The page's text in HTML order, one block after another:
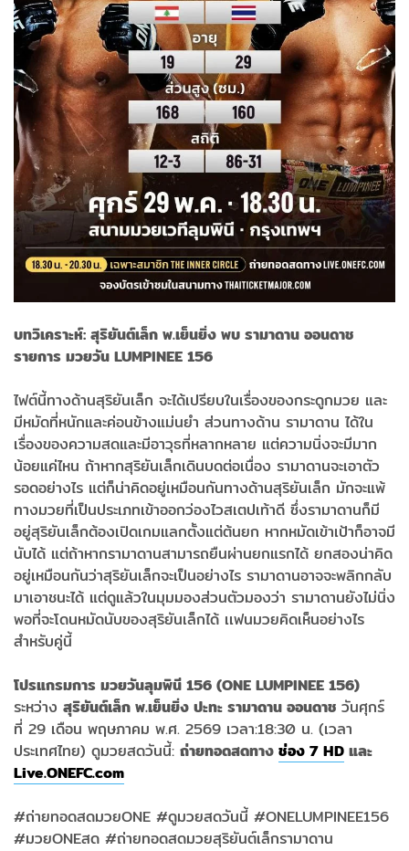
บทวิเคราะห์: สุริยันต์เล็ก พ.เย็นยิ่ง พบ รามาดาน ออนดาช
รายการ มวยวัน LUMPINEE 156
ไฟต์นี้ทางด้านสุริยันเล็ก จะได้เปรียบในเรื่องของกระดูกมวย และ
มีหมัดที่หนักและค่อนข้างแม่นยำ ส่วนทางด้าน รามาดาน ได้ใน
เรื่องของความสดและมีอาวุธที่หลากหลาย แต่ความนิ่งจะมีมาก
น้อยแค่ไหน ถ้าหากสุริยันเล็กเดินบดต่อเนื่อง รามาดานจะเอาตัว
รอดอย่างไร แต่ก็น่าคิดอยู่เหมือนกันทางด้านสุริยันเล็ก มักจะแพ้
ทางมวยที่เป็นประเภทเข้าออกว่องไวสเตปเท้าดี ซึ่งรามาดานก็มี
อยู่สุริยันเล็กต้องเปิดเกมแลกตั้งแต่ต้นยก หากหมัดเข้าเป้าก็อาจมี
นับได้ แต่ถ้าหากรามาดานสามารถยืนผ่านยกแรกได้ ยกสองน่าคิด
อยู่เหมือนกันว่าสุริยันเล็กจะเป็นอย่างไร รามาดานอาจจะพลิกกลับ
มาเอาชนะได้ แต่ดูแล้วในมุมมองส่วนตัวมองว่า รามาดานยังไม่นิ่ง
พอที่จะโดนหมัดนับของสุริยันเล็กได้ เเฟนมวยคิดเห็นอย่างไร
สำหรับคู่นี้
โปรแกรมการ มวยวันลุมพินี 156 (ONE LUMPINEE 156)
ระหว่าง สุริยันต์เล็ก พ.เย็นยิ่ง ปะทะ รามาดาน ออนดาช วันศุกร์
ที่ 29 เดือน พฤษภาคม พ.ศ. 2569 เวลา:18:30 น. (เวลา
ประเทศไทย) ดูมวยสดวันนี้: ถ่ายทอดสดทาง ช่อง 7 HD และ
Live.ONEFC.com
#ถ่ายทอดสดมวยONE ​#ดูมวยสดวันนี้ ​#ONELUMPINEE156
#มวยONEสด ​#ถ่ายทอดสดมวยสุริยันต์เล็กรามาดาน